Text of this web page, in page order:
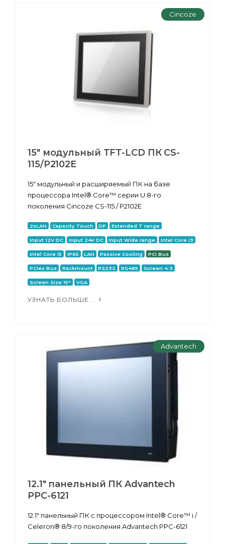
Cincoze
15" модульный TFT-LCD ПК CS-
115/P2102E
15" модульный и расширяемый ПК на базе
процессора Intel® Core™ серии U 8-го
поколения Cincoze CS-115 / P2102E
2xLAN Capacity Touch DP Extended T range
Input 12V DC Input 24V DC Input Wide range Intel Core i3
Intel Core i5 IP65 LAN Passive Cooling PCI Bus
PCIex Bus Rackmount RS232 RS485 Screen 4:3
Screen Size 15" VGA
УЗНАТЬ БОЛЬШЕ...
Advantech
12.1" панельный ПК Advantech
PPC-6121
12.1" панельный ПК с процессором Intel® Core™ i /
Celeron® 8/9-го поколения Advantech PPC-6121